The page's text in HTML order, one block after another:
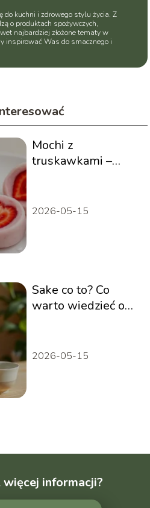
do kuchni i zdrowego stylu życia. Z
o produktach spożywczych,
najbardziej złożone tematy w
inspirować Was do smacznego i
Mochi z
truskawkami –
2026-05-15
Sake co to? Co
warto wiedzieć o
2026-05-15
informacji?